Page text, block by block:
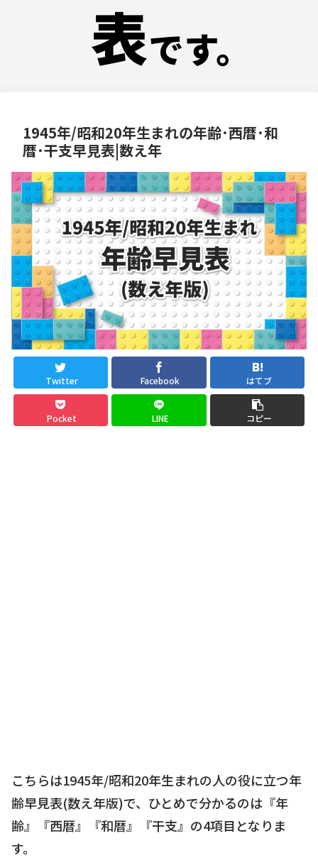
1945年/昭和20年生まれの年齢･西暦･和
暦･干支早見表|数え年
Twitter Facebook はてブ
Pocket LINE コピー
こちらは1945年/昭和20年生まれの人の役に立つ年
齢早見表(数え年版)で、ひとめで分かるのは『年
齢』『西暦』『和暦』『干支』の4項目となりま
す。